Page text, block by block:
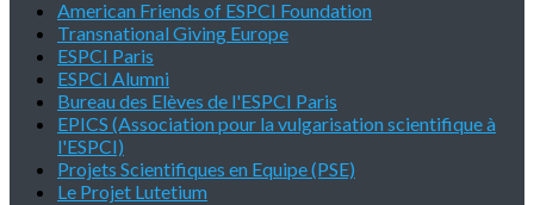
American Friends of ESPCI Foundation
Transnational Giving Europe
ESPCI Paris
ESPCI Alumni
Bureau des Elèves de l'ESPCI Paris
EPICS (Association pour la vulgarisation scientifique à
l'ESPCI)
Projets Scientifiques en Equipe (PSE)
Le Projet Lutetium